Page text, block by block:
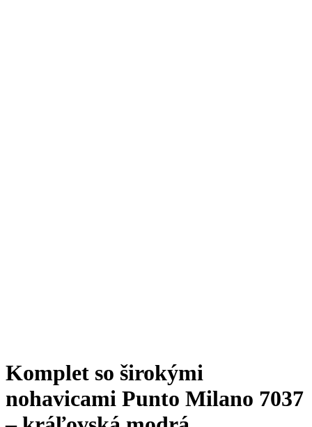
Komplet so širokými
nohavicami Punto Milano 7037